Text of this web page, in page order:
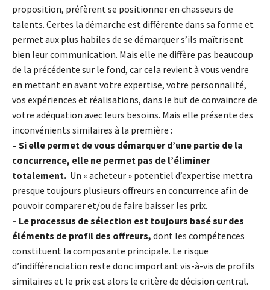
proposition, préfèrent se positionner en chasseurs de
talents. Certes la démarche est différente dans sa forme et
permet aux plus habiles de se démarquer s’ils maîtrisent
bien leur communication. Mais elle ne diffère pas beaucoup
de la précédente sur le fond, car cela revient à vous vendre
en mettant en avant votre expertise, votre personnalité,
vos expériences et réalisations, dans le but de convaincre de
votre adéquation avec leurs besoins. Mais elle présente des
inconvénients similaires à la première :
– Si elle permet de vous démarquer d’une partie de la
concurrence, elle ne permet pas de l’éliminer
totalement. Un « acheteur » potentiel d’expertise mettra
presque toujours plusieurs offreurs en concurrence afin de
pouvoir comparer et/ou de faire baisser les prix.
– Le processus de sélection est toujours basé sur des
éléments de profil des offreurs, dont les compétences
constituent la composante principale. Le risque
d’indifférenciation reste donc important vis-à-vis de profils
similaires et le prix est alors le critère de décision central.